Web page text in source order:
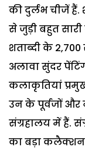
की दुर्लभ चीजें हैं.
से जुड़ी बहुत सारी
शताब्दी के
अलावा सुंदर
कलाकृतियां
उन के पूर्वजों और
संग्रहालय में हैं.
का बड़ा कलैक्शन